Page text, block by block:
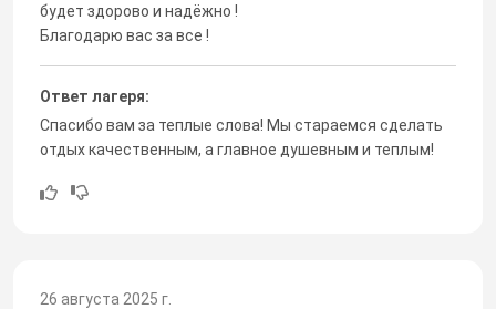
будет здорово и надёжно !
Благодарю вас за все !
Ответ лагеря:
Спасибо вам за теплые слова! Мы стараемся сделать
отдых качественным, а главное душевным и теплым!
26 августа 2025 г.